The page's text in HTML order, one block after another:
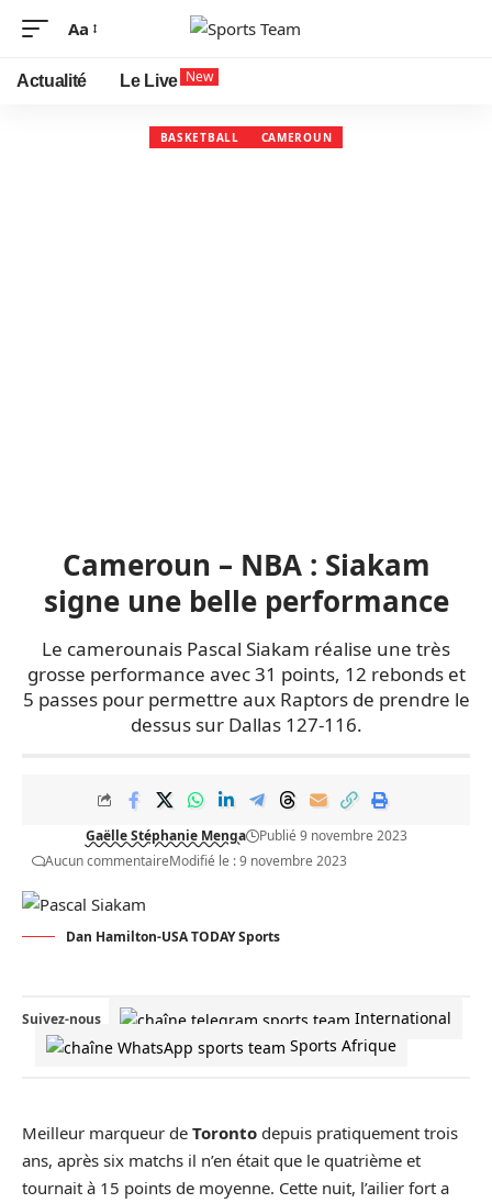
Aa
Actualité Le Live New
BASKETBALL CAMEROUN
Cameroun – NBA : Siakam
signe une belle performance
Le camerounais Pascal Siakam réalise une très
grosse performance avec 31 points, 12 rebonds et
5 passes pour permettre aux Raptors de prendre le
dessus sur Dallas 127-116.
Gaëlle Stéphanie Menga
Publié 9 novembre 2023
Aucun commentaireModifié le : 9 novembre 2023
Dan Hamilton-USA TODAY Sports
Suivez-nous
International
Sports Afrique
Meilleur marqueur de Toronto depuis pratiquement trois
ans, après six matchs il n’en était que le quatrième et
tournait à 15 points de moyenne. Cette nuit, l’ailier fort a